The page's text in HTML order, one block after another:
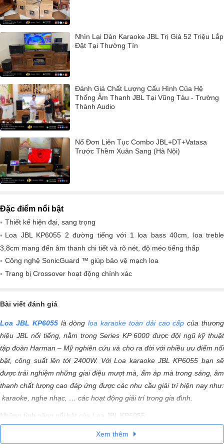
Nhìn Lại Dàn Karaoke JBL Trị Giá 52 Triệu Lắp
Đặt Tại Thường Tín
Đánh Giá Chất Lượng Cấu Hình Của Hệ
Thống Âm Thanh JBL Tại Vũng Tàu - Trường
Thành Audio
Nổ Đơn Liên Tục Combo JBL+DT+Vatasa
Trước Thềm Xuân Sang (Hà Nội)
Đặc điểm nổi bật
Thiết kế hiện đại, sang trọng
Loa JBL KP6055 2 đường tiếng với 1 loa bass 40cm, loa treble
3,8cm mang đến âm thanh chi tiết và rõ nét, độ méo tiếng thấp
Công nghệ SonicGuard ™ giúp bảo vệ mạch loa
Trang bị Crossover hoạt động chính xác
Bài viết đánh giá
Loa JBL KP6055 là dòngloa karaoke toàn dải cao cấp của thương
hiệu JBL nổi tiếng, nằm trong Series KP 6000 được đội ngũ kỹ thuật
tập đoàn Harman – Mỹ nghiên cứu và cho ra đời với nhiều ưu điểm nổi
bật, công suất lên tới 2400W. Với Loa karaoke JBL KP6055 bạn sẽ
được trải nghiệm những giai điệu mượt mà, ấm áp mà trong sáng, âm
thanh chất lượng cao đáp ứng được các nhu cầu giải trí hiện nay như:
karaoke, nghe nhạc, … các hoạt động giải trí trong gia đình.
Những tính năng nổi bật của Loa JBL KP6055:
- Là mẫu loa được nhập khẩu chính hãng JBL bởi công ty Ba Sao,
hoàn toàn đảm bảo về chất lượng, uy tín cho người sử dụng
Xem thêm